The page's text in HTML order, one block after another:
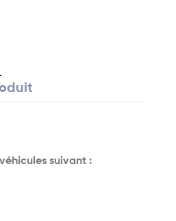
suivant :